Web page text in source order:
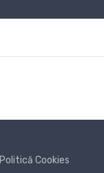
Politică Cookies